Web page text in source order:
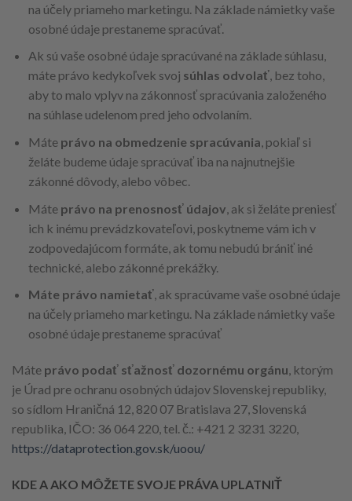
na účely priameho marketingu. Na základe námietky vaše
osobné údaje prestaneme spracúvať.
Ak sú vaše osobné údaje spracúvané na základe súhlasu,
máte právo kedykoľvek svoj súhlas odvolať, bez toho,
aby to malo vplyv na zákonnosť spracúvania založeného
na súhlase udelenom pred jeho odvolaním.
Máte právo na obmedzenie spracúvania, pokiaľ si
želáte budeme údaje spracúvať iba na najnutnejšie
zákonné dôvody, alebo vôbec.
Máte právo na prenosnosť údajov , ak si želáte preniesť
ich k inému prevádzkovateľovi, poskytneme vám ich v
zodpovedajúcom formáte, ak tomu nebudú brániť iné
technické, alebo zákonné prekážky.
Máte právo namietať, ak spracúvame vaše osobné údaje
na účely priameho marketingu. Na základe námietky vaše
osobné údaje prestaneme spracúvať
Máte právo podať sťažnosť dozornému orgánu, ktorým
je Úrad pre ochranu osobných údajov Slovenskej republiky,
so sídlom Hraničná 12, 820 07 Bratislava 27, Slovenská
republika, IČO: 36 064 220, tel. č.: +421 2 3231 3220,
https://dataprotection.gov.sk/uoou/
KDE A AKO MÔŽETE SVOJE PRÁVA UPLATNIŤ